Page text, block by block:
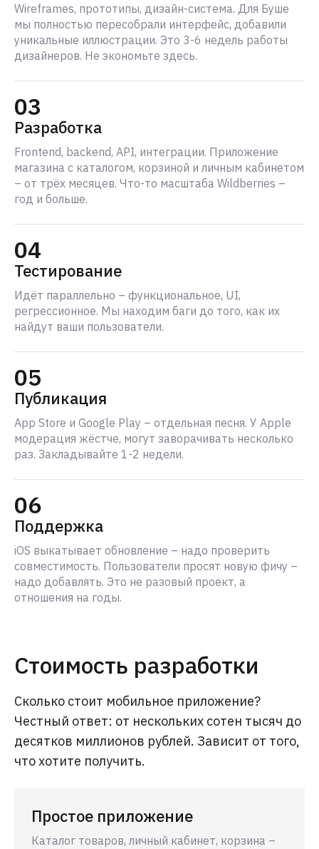
Wireframes, прототипы, дизайн-система. Для Буше
мы полностью пересобрали интерфейс, добавили
уникальные иллюстрации. Это 3-6 недель работы
дизайнеров. Не экономьте здесь.
03
Разработка
Frontend, backend, API, интеграции. Приложение
магазина с каталогом, корзиной и личным кабинетом
– от трёх месяцев. Что-то масштаба Wildberries –
год и больше.
04
Тестирование
Идёт параллельно – функциональное, UI,
регрессионное. Мы находим баги до того, как их
найдут ваши пользователи.
05
Публикация
App Store и Google Play – отдельная песня. У Apple
модерация жёстче, могут заворачивать несколько
раз. Закладывайте 1-2 недели.
06
Поддержка
iOS выкатывает обновление – надо проверить
совместимость. Пользователи просят новую фичу –
надо добавлять. Это не разовый проект, а
отношения на годы.
Стоимость разработки
Сколько стоит мобильное приложение?
Честный ответ: от нескольких сотен тысяч до
десятков миллионов рублей. Зависит от того,
что хотите получить.
Простое приложение
Каталог товаров, личный кабинет, корзина –